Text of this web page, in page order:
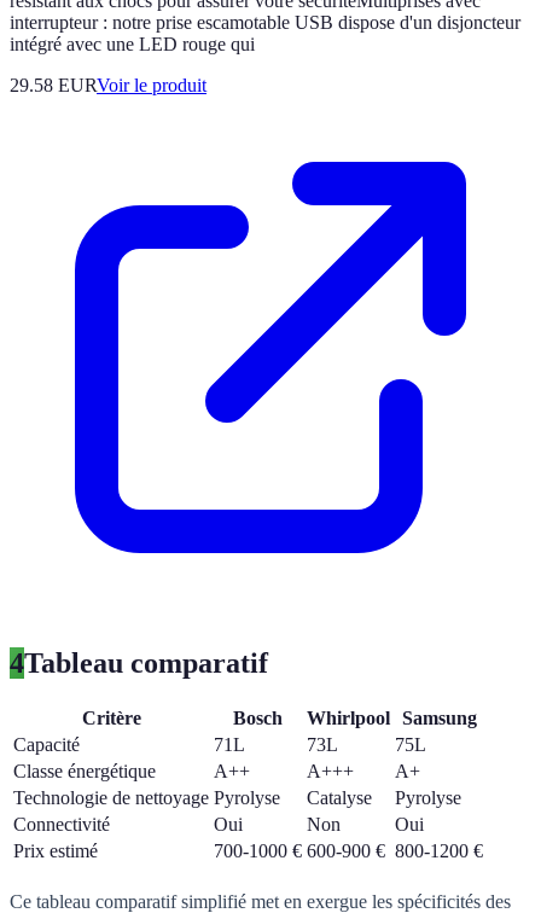
interrupteur : notre prise escamotable USB dispose d'un disjoncteur
intégré avec une LED rouge qui
29.58 EURVoir le produit
4Tableau comparatif
Critère Bosch Whirlpool Samsung
Capacité
71L 73L
75L
Classe énergétique
A++ A+++
A+
Technologie de nettoyage Pyrolyse Catalyse
Pyrolyse
Connectivité
Oui Non
Oui
Prix estimé
700-1000 € 600-900 € 800-1200 €
Ce tableau comparatif simplifié met en exergue les spécificités des